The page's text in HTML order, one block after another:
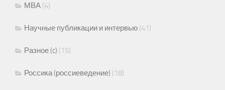
МВА (4)
Научные публикации и интервью (41)
Разное (c) (15)
Россика (россиеведение) (18)